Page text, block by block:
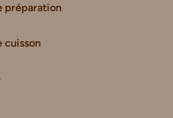
préparation
cuisson